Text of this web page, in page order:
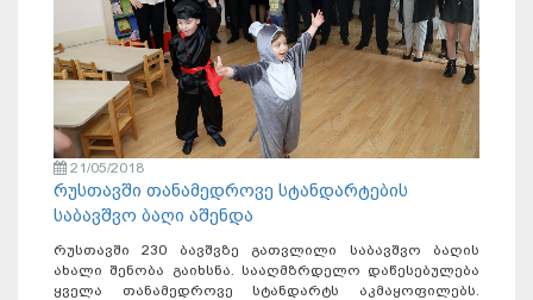
21/05/2018
რუსთავში თანამედროვე სტანდარტების
საბავშვო ბაღი აშენდა
რუსთავში 230 ბავშვზე გათვლილი საბავშვო ბაღის
ახალი შენობა გაიხსნა. სააღმზრდელო დაწესებულება
ყველა თანამედროვე სტანდარტს აკმაყოფილებს.